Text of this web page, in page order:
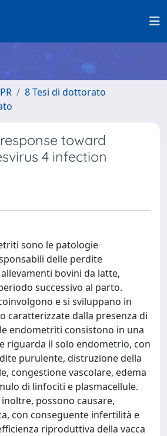
8 Tesi di dottorato
toward
4 infection
sono le patologie
delle perdite
bovini da latte,
successivo al parto.
e si sviluppano in
caratterizzate dalla presenza di
endometriti consistono in una
riguarda il solo endometrio, con
purulente, distruzione della
congestione vascolare, edema
di linfociti e plasmacellule.
possono causare,
con conseguente infertilità e
riproduttiva della vacca